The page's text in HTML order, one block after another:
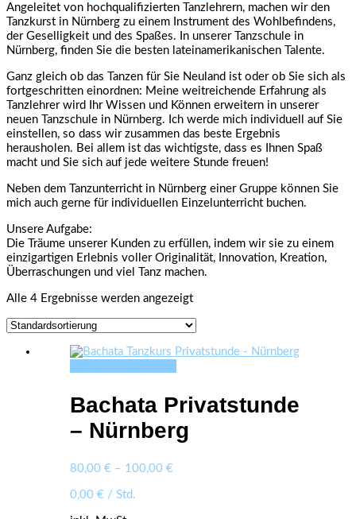
Angeleitet von hochqualifizierten Tanzlehrern, machen wir den
Tanzkurst in Nürnberg zu einem Instrument des Wohlbefindens,
der Geselligkeit und des Spaßes. In unserer Tanzschule in
Nürnberg, finden Sie die besten lateinamerikanischen Talente.
Ganz gleich ob das Tanzen für Sie Neuland ist oder ob Sie sich als
fortgeschritten einordnen: Meine weitreichende Erfahrung als
Tanzlehrer wird Ihr Wissen und Können erweitern in unserer
neuen Tanzschule in Nürnberg. Ich werde mich individuell auf Sie
einstellen, so dass wir zusammen das beste Ergebnis
herausholen. Bei allem ist das wichtigste, dass es Ihnen Spaß
macht und Sie sich auf jede weitere Stunde freuen!
Neben dem Tanzunterricht in Nürnberg einer Gruppe können Sie
mich auch gerne für individuellen Einzelunterricht buchen.
Unsere Aufgabe:
Die Träume unserer Kunden zu erfüllen, indem wir sie zu einem
einzigartigen Erlebnis voller Originalität, Innovation, Kreation,
Überraschungen und viel Tanz machen.
Alle 4 Ergebnisse werden angezeigt
mehrere
auf.
Bachata Privatstunde
– Nürnberg
80,00 € – 100,00 €
0,00 € / Std.